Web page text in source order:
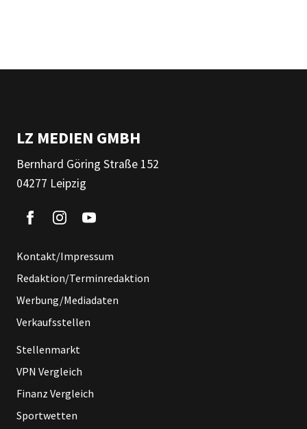
LZ MEDIEN GMBH
Bernhard Göring Straße 152
04277 Leipzig
Kontakt/Impressum
Redaktion/Terminredaktion
Werbung/Mediadaten
Verkaufsstellen
Stellenmarkt
VPN Vergleich
Finanz Vergleich
Sportwetten